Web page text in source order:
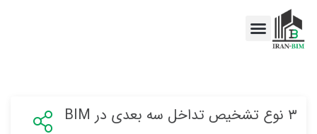
۳ نوع تشخیص تداخل سه بعدی در BIM